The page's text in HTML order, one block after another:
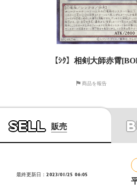
【ｼｸ】相剣大師赤霄
商品を報告
SELL 販売
最終更新日：2023/01/25 06:05